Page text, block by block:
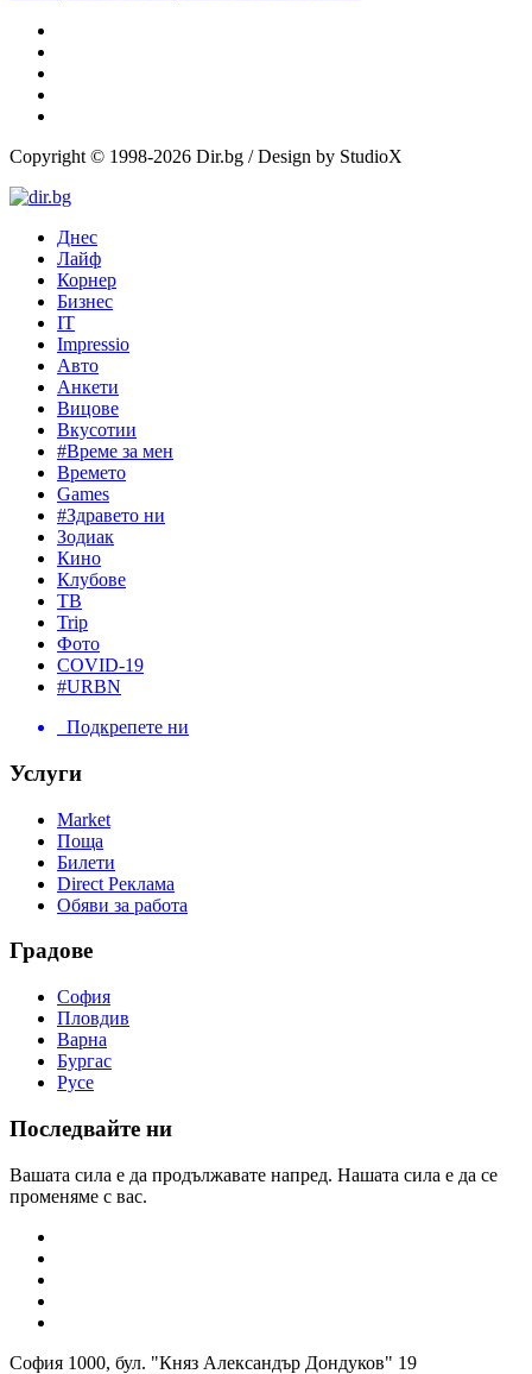
Copyright © 1998-2026 Dir.bg / Design by StudioX
Днес
Лайф
Корнер
Бизнес
IT
Impressio
Авто
Анкети
Вицове
Вкусотии
#Време за мен
Времето
Games
#Здравето ни
Зодиак
Кино
Клубове
ТВ
Trip
Фото
COVID-19
#URBN
Подкрепете ни
Услуги
Market
Поща
Билети
Direct Реклама
Обяви за работа
Градове
София
Пловдив
Варна
Бургас
Русе
Последвайте ни
Вашата сила е да продължавате напред. Нашата сила е да се
променяме с вас.
София 1000, бул. "Княз Александър Дондуков" 19